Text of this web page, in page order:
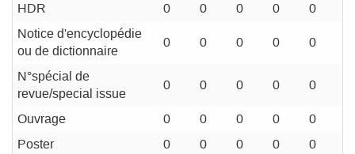
HDR 0 0 0 0
0
Notice d'encyclopédie
ou de dictionnaire
0 0 0 0 0
N°spécial de
revue/special issue
0 0 0 0 0
Ouvrage 0 0 0 0
0
Poster
0 0 0 0
0